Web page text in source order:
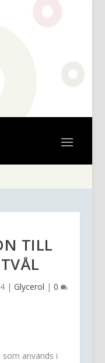
TILL
|Glycerol |0
som används i